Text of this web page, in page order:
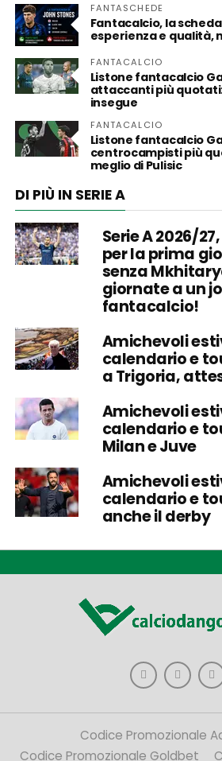
FANTASCHEDE
Fantacalcio, la
esperienza e qualità,
FANTACALCIO
Listone fantacalcio
attaccanti più quotati:
insegue
FANTACALCIO
Listone fantacalcio
centrocampisti più
meglio di Pulisic
DI PIÙ IN SERIE A
Serie A 2026/
per la prima
senza
giornate a un
fantacalcio!
Amichevoli
calendario e
a Trigoria,
Amichevoli
calendario e
Milan e Juve
Amichevoli
calendario e
anche il derby
Codice Promozionale
Codice Promozionale Goldbet